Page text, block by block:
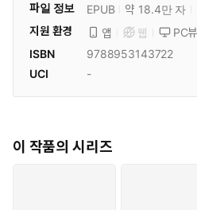
파일 정보
EPUB 약 18.4만 자
지원 환경
앱 웹 PC
ISBN
9788953143722
UCI
-
이 작품의 시리즈